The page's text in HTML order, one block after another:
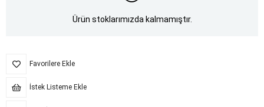
Ürün stoklarımızda kalmamıştır.
Favorilere Ekle
İstek Listeme Ekle